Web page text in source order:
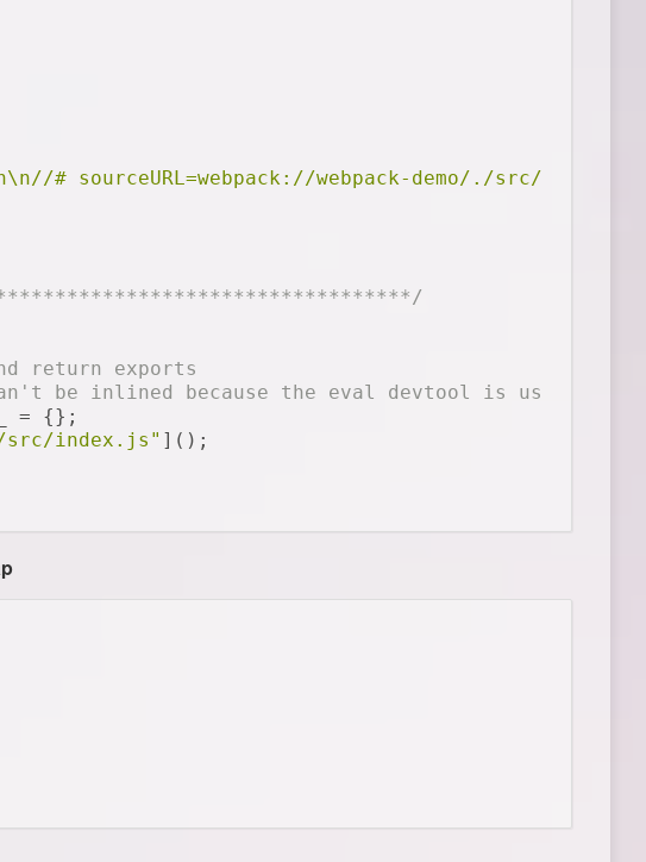
# sourceURL=webpack://webpack-demo/./src/
return exports
be inlined because the eval devtool is used.
= {};
index.js" ]();